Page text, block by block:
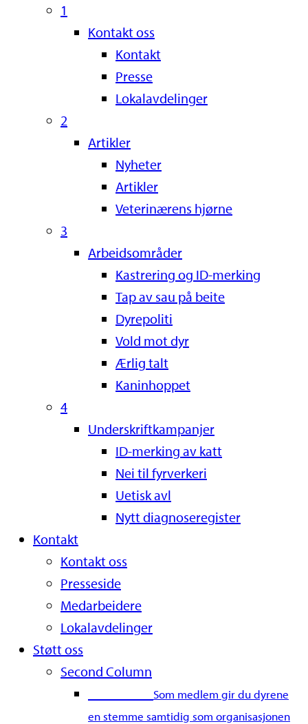
1
Kontakt oss
Kontakt
Presse
Lokalavdelinger
2
Artikler
Nyheter
Artikler
Veterinærens hjørne
3
Arbeidsområder
Kastrering og ID-merking
Tap av sau på beite
Dyrepoliti
Vold mot dyr
Ærlig talt
Kaninhoppet
4
Underskriftkampanjer
ID-merking av katt
Nei til fyrverkeri
Uetisk avl
Nytt diagnoseregister
Kontakt
Kontakt oss
Presseside
Medarbeidere
Lokalavdelinger
Støtt oss
Second Column
Som medlem gir du dyrene
en stemme samtidig som organisasjonen